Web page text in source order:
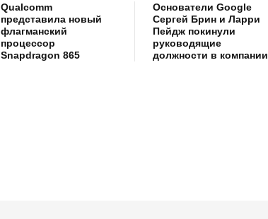
Qualcomm
представила новый
флагманский
процессор
Snapdragon 865
Основатели Google
Сергей Брин и Ларри
Пейдж покинули
руководящие
должности в компании